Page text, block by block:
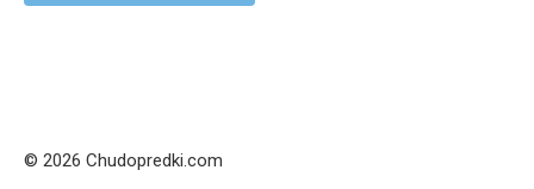
© 2026 Chudopredki.com